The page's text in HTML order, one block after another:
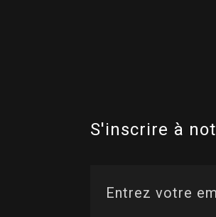
S'inscrire à